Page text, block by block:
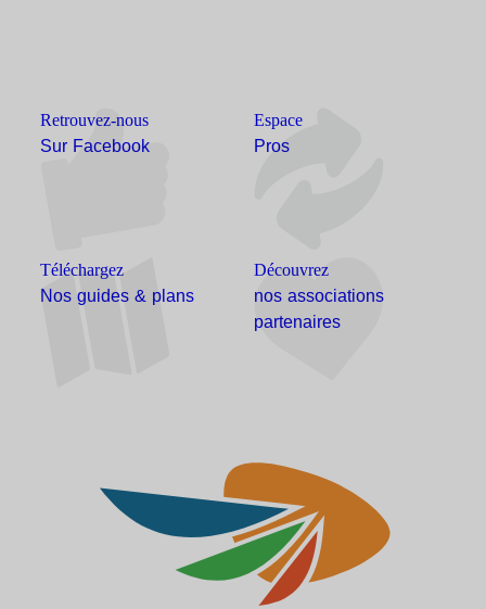
Retrouvez-nous
Sur Facebook
Espace
Pros
Téléchargez
Nos guides & plans
Découvrez
nos associations
partenaires